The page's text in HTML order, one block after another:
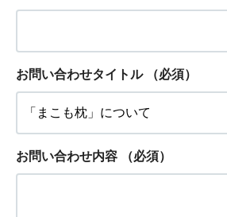
お問い合わせタイトル （必須）
お問い合わせ内容 （必須）